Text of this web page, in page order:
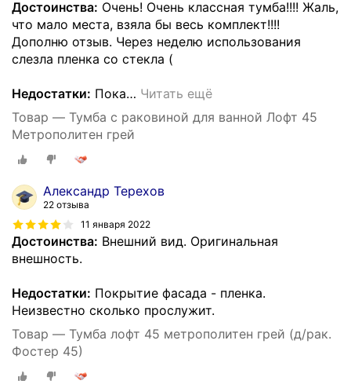
Достоинства: Очень! Очень классная тумба!!!! Жаль,
что мало места, взяла бы весь комплект!!!!
Дополню отзыв. Через неделю использования
слезла пленка со стекла (
Недостатки: Пока… Читать ещё
Товар — Тумба с раковиной для ванной Лофт 45
Метрополитен грей
Александр Терехов
22 отзыва
11 января 2022
Достоинства: Внешний вид. Оригинальная
внешность.
Недостатки: Покрытие фасада - пленка.
Неизвестно сколько прослужит.
Товар — Тумба лофт 45 метрополитен грей (д/рак.
Фостер 45)